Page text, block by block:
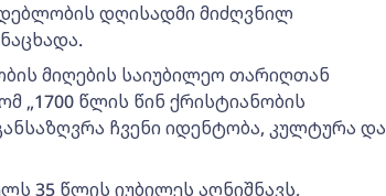
დღისადმი მიძღვნილ
მიღების საიუბილეო თარიღთან
„1700 წლის წინ ქრისტიანობის
ჩვენი იდენტობა, კულტურა და
35 წლის იუბილეს აღნიშნავს,